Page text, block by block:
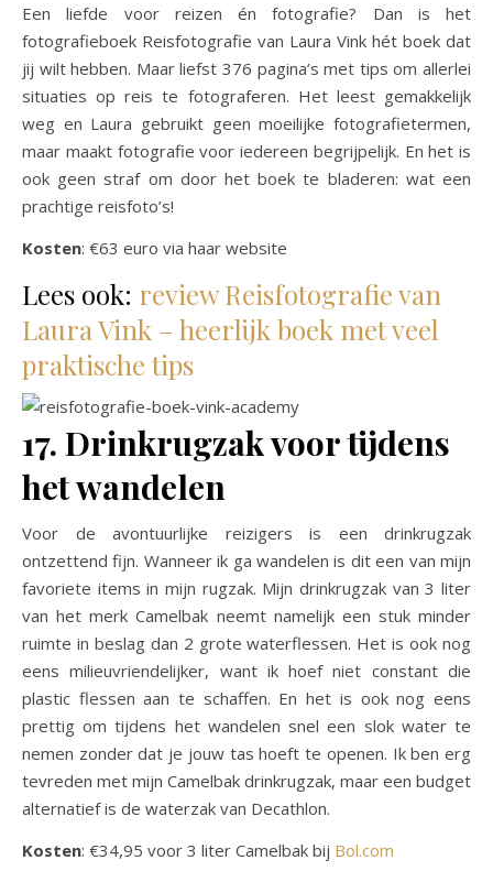
Een liefde voor reizen én fotografie? Dan is het
fotografieboek Reisfotografie van Laura Vink hét boek dat
jij wilt hebben. Maar liefst 376 pagina’s met tips om allerlei
situaties op reis te fotograferen. Het leest gemakkelijk
weg en Laura gebruikt geen moeilijke fotografietermen,
maar maakt fotografie voor iedereen begrijpelijk. En het is
ook geen straf om door het boek te bladeren: wat een
prachtige reisfoto’s!
Kosten: €63 euro via haar website
Lees ook: review Reisfotografie van
Laura Vink – heerlijk boek met veel
praktische tips
17. Drinkrugzak voor tijdens
het wandelen
Voor de avontuurlijke reizigers is een drinkrugzak
ontzettend fijn. Wanneer ik ga wandelen is dit een van mijn
favoriete items in mijn rugzak. Mijn drinkrugzak van 3 liter
van het merk Camelbak neemt namelijk een stuk minder
ruimte in beslag dan 2 grote waterflessen. Het is ook nog
eens milieuvriendelijker, want ik hoef niet constant die
plastic flessen aan te schaffen. En het is ook nog eens
prettig om tijdens het wandelen snel een slok water te
nemen zonder dat je jouw tas hoeft te openen. Ik ben erg
tevreden met mijn Camelbak drinkrugzak, maar een budget
alternatief is de waterzak van Decathlon.
Kosten: €34,95 voor 3 liter Camelbak bij Bol.com